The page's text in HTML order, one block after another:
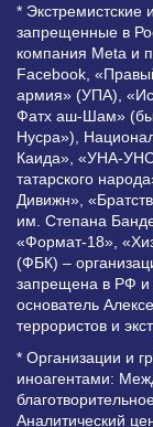
* Экстремистские
запрещенные в
компания Meta и
Facebook,
армия» (УПА),
Фатх аш-Шам»
Нусра»),
Каида», «УНА-
татарского
Дивижн»,
им. Степана
«Формат-18»,
(ФБК) –
запрещена в РФ и
основатель
террористов и
* Организации и
иноагентами:
Аналитический